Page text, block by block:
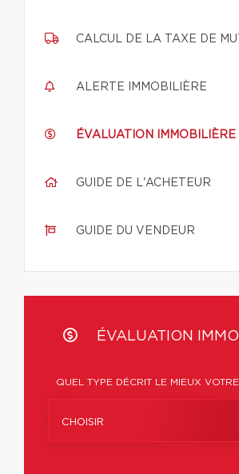
CALCUL DE LA TAXE DE
ALERTE IMMOBILIÈRE
ÉVALUATION IMMOBILIÈRE
GUIDE DE L'ACHETEUR
GUIDE DU VENDEUR
ÉVALUATION
QUEL TYPE DÉCRIT LE MIEUX
CHOISIR